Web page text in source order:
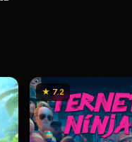
★ 7.2